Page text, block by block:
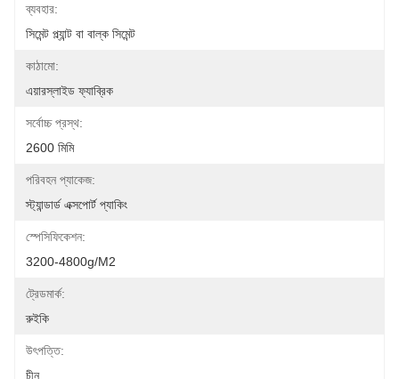
ব্যবহার:
সিমেন্ট প্ল্যান্ট বা বাল্ক সিমেন্ট
কাঠামো:
এয়ারস্লাইড ফ্যাব্রিক
সর্বোচ্চ প্রস্থ:
2600 মিমি
পরিবহন প্যাকেজ:
স্ট্যান্ডার্ড এক্সপোর্ট প্যাকিং
স্পেসিফিকেশন:
3200-4800g/m2
ট্রেডমার্ক:
রুইকি
উৎপত্তি:
চীন